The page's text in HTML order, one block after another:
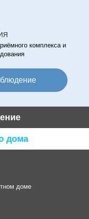
комплекса и
дома
доме